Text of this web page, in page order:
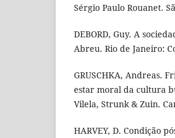
Sérgio Paulo Rouanet.
DEBORD, Guy. A
Abreu. Rio de Janeiro:
GRUSCHKA, Andreas.
estar moral da cultura
Vilela, Strunk & Zuin.
HARVEY, D. Condição